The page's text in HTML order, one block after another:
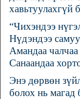
хавьтуулахгүй
“Чихэндээ
Нүдэндээ
Амандаа
Санаандаа
Энэ дөрвөн
болох нь магад